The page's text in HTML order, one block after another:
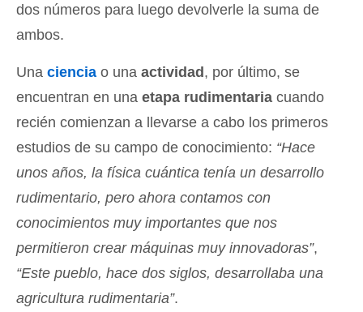
dos números para luego devolverle la suma de
ambos.
Una ciencia o una actividad, por último, se
encuentran en una etapa rudimentaria cuando
recién comienzan a llevarse a cabo los primeros
estudios de su campo de conocimiento: “Hace
unos años, la física cuántica tenía un desarrollo
rudimentario, pero ahora contamos con
conocimientos muy importantes que nos
permitieron crear máquinas muy innovadoras”,
“Este pueblo, hace dos siglos, desarrollaba una
agricultura rudimentaria”.